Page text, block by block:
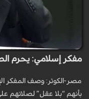
مفكر إسلامي: يحرم
مصر-الكوثر: وصف المفكر
بأنهم “بلا عقل” لصلاتهم